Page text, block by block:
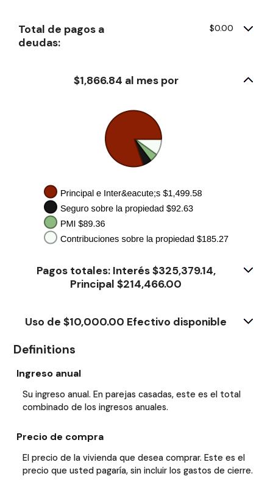
Total de pagos a
deudas:
$0.00
$1,866.84 al mes por
Pagos totales: Interés $325,379.14,
Principal $214,466.00
Uso de $10,000.00 Efectivo disponible
Definitions
Ingreso anual
Su ingreso anual. En parejas casadas, este es el total
combinado de los ingresos anuales.
Precio de compra
El precio de la vivienda que desea comprar. Este es el
precio que usted pagaría, sin incluir los gastos de cierre.